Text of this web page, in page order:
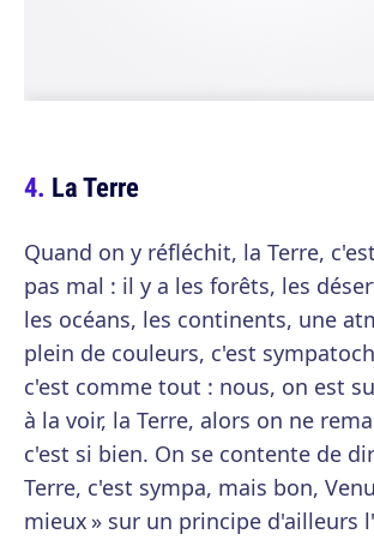
La Terre
Quand on y réfléchit, la Terre,
pas mal : il y a les forêts, les
les océans, les continents, une
plein de couleurs, c'est
c'est comme tout : nous, on est
à la voir, la Terre, alors on ne
c'est si bien. On se contente de
Terre, c'est sympa, mais bon,
mieux » sur un principe d'ailleurs